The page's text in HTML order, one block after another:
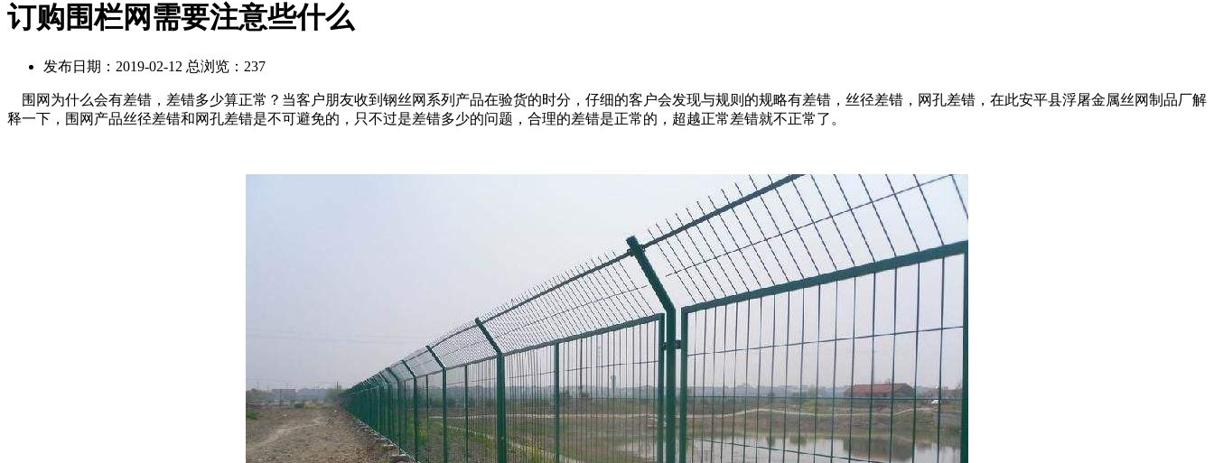
订购围栏网需要注意些什么
发布日期：2019-02-12 总浏览： 237
围网为什么会有差错，差错多少算正常？当客户朋友收到钢丝网系列产品在验货的时分，仔细的客户会发现与规则的规略有差错，丝径差错，网孔差错，在此安平县浮屠金属丝网制品厂解
释一下，围网产品丝径差错和网孔差错是不可避免的，只不过是差错多少的问题，合理的差错是正常的，超越正常差错就不正常了。